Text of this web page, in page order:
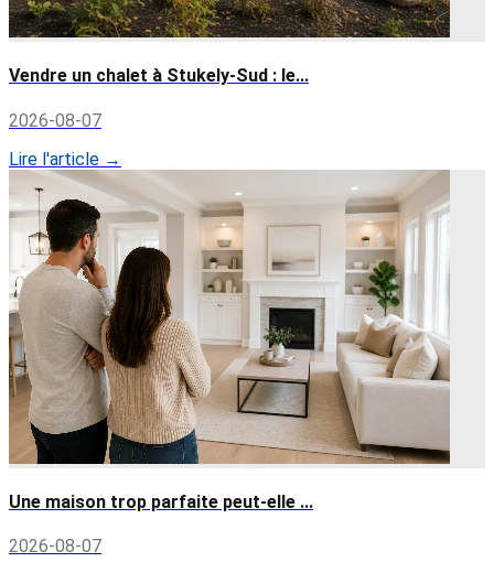
Vendre un chalet à Stukely-Sud : le...
2026-08-07
Lire l'article →
Une maison trop parfaite peut-elle ...
2026-08-07